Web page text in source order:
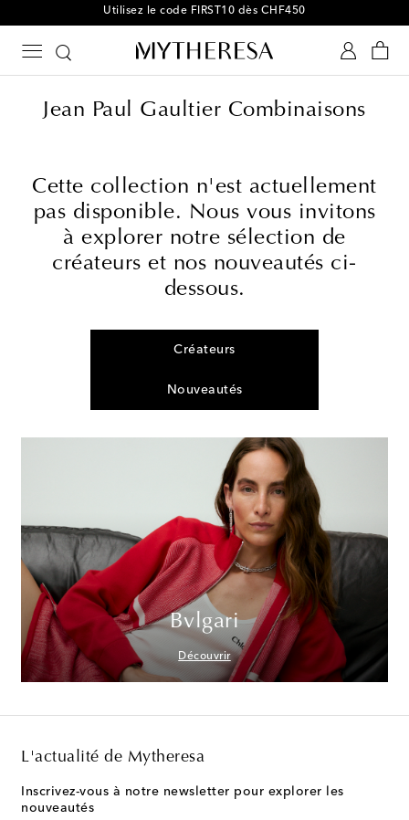
Utilisez le code FIRST10 dès CHF450
Jean Paul Gaultier Combinaisons
Cette collection n'est actuellement
pas disponible. Nous vous invitons
à explorer notre sélection de
créateurs et nos nouveautés ci-
dessous.
Créateurs
Nouveautés
Bvlgari
Découvrir
L'actualité de Mytheresa
Inscrivez-vous à notre newsletter pour explorer les
nouveautés